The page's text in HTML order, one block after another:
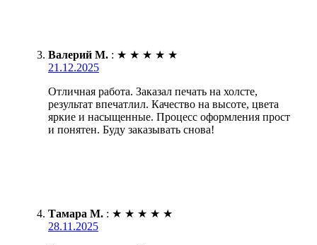
Валерий М. : ★ ★ ★ ★ ★
21.12.2025
Отличная работа. Заказал печать на холсте,
результат впечатлил. Качество на высоте, цвета
яркие и насыщенные. Процесс оформления прост
и понятен. Буду заказывать снова!
Тамара М. : ★ ★ ★ ★ ★
28.11.2025